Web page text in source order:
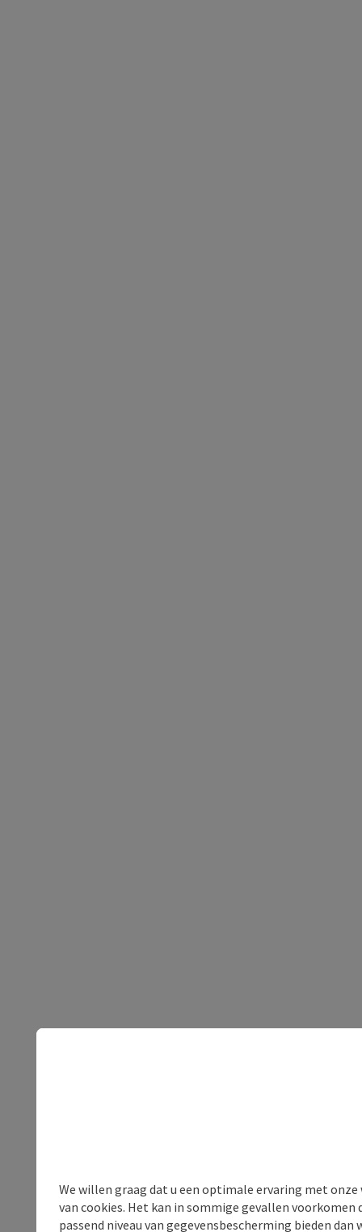
We willen graag dat u een optimale ervaring met
van cookies. Het kan in sommige gevallen voorkomen
passend niveau van gegevensbescherming bieden